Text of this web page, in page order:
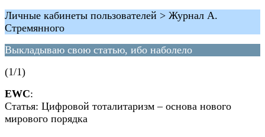
Личные кабинеты пользователей > Журнал А.
Стремянного
Выкладываю свою статью, ибо наболело
(1/1)
EWC:
Статья: Цифровой тоталитаризм – основа нового
мирового порядка